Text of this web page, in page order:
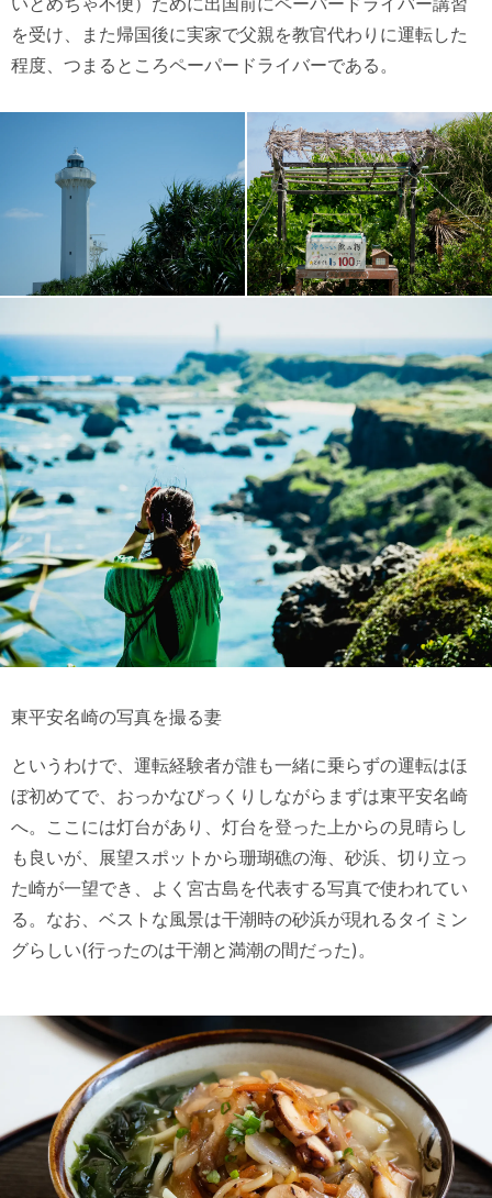
を受け、また帰国後に実家で父親を教官代わりに運転した
程度、つまるところペーパードライバーである。
東平安名崎の写真を撮る妻
というわけで、運転経験者が誰も一緒に乗らずの運転はほ
ぼ初めてで、おっかなびっくりしながらまずは東平安名崎
へ。ここには灯台があり、灯台を登った上からの見晴らし
も良いが、展望スポットから珊瑚礁の海、砂浜、切り立っ
た崎が一望でき、よく宮古島を代表する写真で使われてい
る。なお、ベストな風景は干潮時の砂浜が現れるタイミン
グらしい(行ったのは干潮と満潮の間だった)。